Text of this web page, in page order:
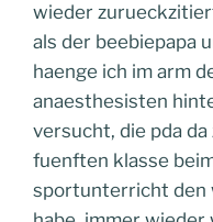
wieder
als der beebiepapa
haenge ich im arm
anaesthesisten
versucht, die pda
fuenften klasse
sportunterricht den